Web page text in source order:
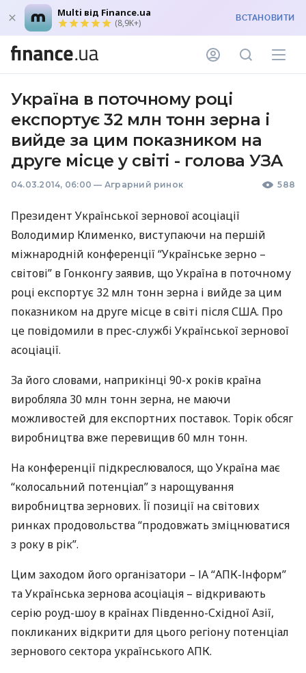
Multi від Finance.ua
(8,9K+) ВСТАНОВИТИ
Україна в поточному році
експортує 32 млн тонн зерна і
вийде за цим показником на
друге місце у світі - голова УЗА
04.03.2014, 06:00 — Аграрний ринок 588
Президент Української зернової асоціації
Володимир Клименко, виступаючи на першій
міжнародній конференції “Українське зерно –
світові” в Гонконгу заявив, що Україна в поточному
році експортує 32 млн тонн зерна і вийде за цим
показником на друге місце в світі післяСША. Про
це повідомили в прес-службі Української зернової
асоціації.
За його словами, наприкінці 90-х років країна
виробляла 30 млн тонн зерна, не маючи
можливостей для експортних поставок. Торік обсяг
виробництва вже перевищив 60 млн тонн.
На конференції підкреслювалося, що Україна має
“колосальний потенціал” з нарощування
виробництва зернових. Її позиції на світових
ринках продовольства “продовжать зміцнюватися
з року в рік”.
Цим заходом його організатори – ІА “АПК-Інформ”
та Українська зернова асоціація – відкривають
серію роуд-шоу в країнах Південно-Східної Азії,
покликаних відкрити для цього регіону потенціал
зернового сектора українськогоАПК.